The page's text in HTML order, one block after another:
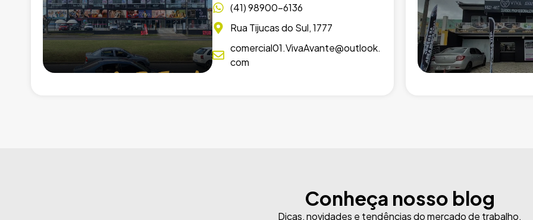
(41) 98900-6136
Rua Tijucas do Sul, 1777
comercial01.VivaAvante@outlook.
com
Conheça nosso blog
Dicas, novidades e tendências do mercado de trabalho.